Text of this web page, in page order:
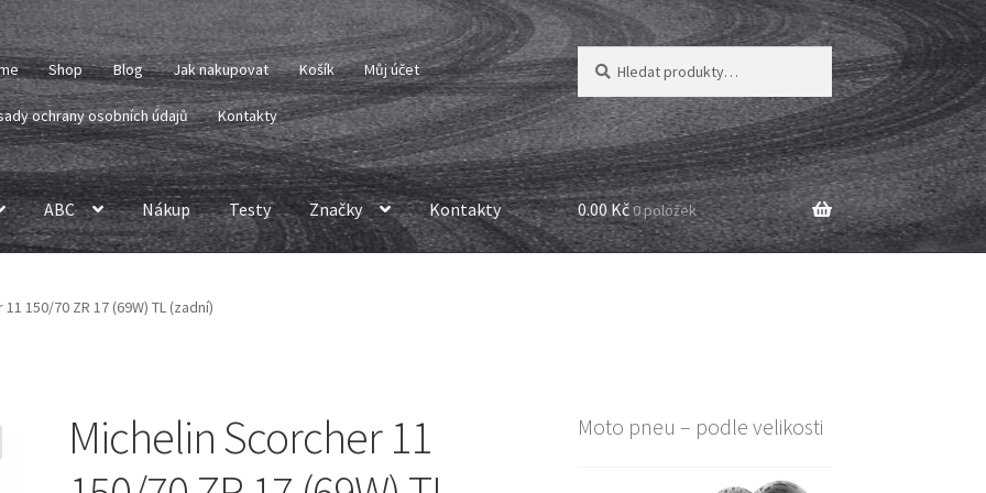
Shop Blog Jak nakupovat Košík Můj účet
ochrany osobních údajů Kontakty
Hledat:
Hledat
ABC Nákup Testy Značky Kontakty 0.00 Kč0 položek
150/70 ZR 17 (69W) TL (zadní)
Michelin Scorcher 11
Moto pneu – podle velikosti